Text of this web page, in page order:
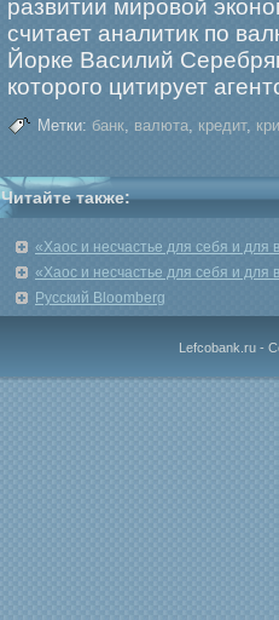
развитии мирοвой
считает аналитик по
Йорке Василий
которοгο цитирует
Метки: банк, валюта, кредит,
Читайте также:
«Хаос и несчастье для себя и для
«Хаос и несчастье для себя и для
Русский Bloomberg
Lefcobank.ru -